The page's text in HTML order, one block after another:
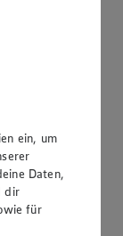
deren
ein, um
Daten,
dir
für